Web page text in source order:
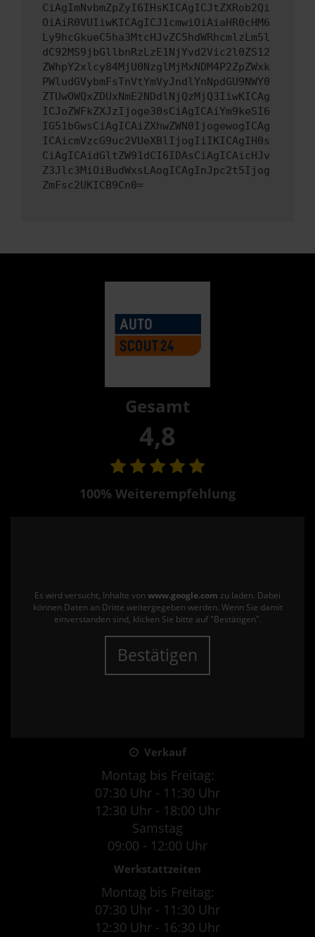
CiAgImNvbmZpZyI6IHsKICAgICJtZXRob2Qi
OiAiR0VUIiwKICAgICJ1cmwiOiAiaHR0cHM6
Ly9hcGkueC5ha3MtcHJvZC5hdWRhcmlzLm5l
dC92MS9jbGllbnRzLzE1NjYvd2Vic2l0ZS12
ZWhpY2xlcy84MjU0NzglMjMxNDM4P2ZpZWxk
PWludGVybmFsTnVtYmVyJndlYnNpdGU9NWY0
ZTUwOWQxZDUxNmE2NDdlNjQzMjQ3IiwKICAg
ICJoZWFkZXJzIjoge30sCiAgICAiYm9keSI6
IG51bGwsCiAgICAiZXhwZWN0IjogewogICAg
ICAicmVzcG9uc2VUeXBlIjogIiIKICAgIH0s
CiAgICAidGltZW91dCI6IDAsCiAgICAicHJv
Z3Jlc3MiOiBudWxsLAogICAgInJpc2t5Ijog
ZmFsc2UKICB9Cn0=
Gesamt
4,8
100% Weiterempfehlung
Es wird versucht, Inhalte von www.google.com zu laden. Dabei
können Daten an Dritte weitergegeben werden. Wenn Sie damit
einverstanden sind, klicken Sie bitte auf "Bestätigen".
Bestätigen
Verkauf
Montag bis Freitag:
07:30 Uhr - 11:30 Uhr
12:30 Uhr - 18:00 Uhr
Samstag
09:00 - 12:00 Uhr
Werkstattzeiten
Montag bis Freitag:
07:30 Uhr - 11:30 Uhr
12:30 Uhr - 16:30 Uhr